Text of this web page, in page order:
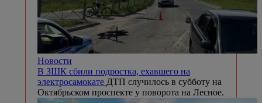
Новости
В ЗШК сбили подростка, ехавшего на
электросамокате ДТП случилось в субботу на
Октябрьском проспекте у поворота на Лесное.